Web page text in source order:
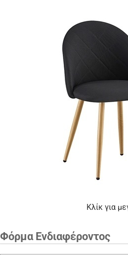
Κλίκ για
Φόρμα Ενδιαφέροντος